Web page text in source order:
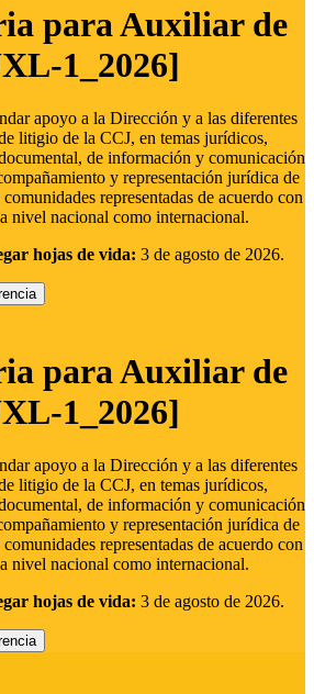
para Auxiliar de
1_2026]
apoyo a la Dirección y a las diferentes
litigio de la CCJ, en temas jurídicos,
de información y comunicación
y representación jurídica de
representadas de acuerdo con
nivel nacional como internacional.
hojas de vida: 3 de agosto de 2026.
para Auxiliar de
1_2026]
apoyo a la Dirección y a las diferentes
litigio de la CCJ, en temas jurídicos,
de información y comunicación
y representación jurídica de
representadas de acuerdo con
nivel nacional como internacional.
hojas de vida: 3 de agosto de 2026.